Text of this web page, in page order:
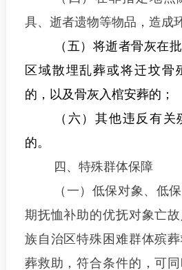
具、逝者遗物等物品，造成
（五）将逝者骨灰在
区域散埋乱葬或将迁坟骨
的，以及骨灰入棺安葬的 ；
（六）其他违反 有关
的。
四、特殊群体保障
（一） 低保对象、低
期抚恤补助的优抚对象亡
族自治区特殊困难群体殡
葬救助，符合条件的，可